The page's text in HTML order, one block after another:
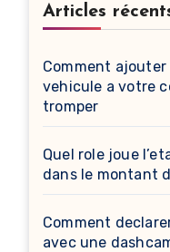
Articles
Comment
vehicule a votre
tromper
Quel role joue
dans le montant
Comment
avec une